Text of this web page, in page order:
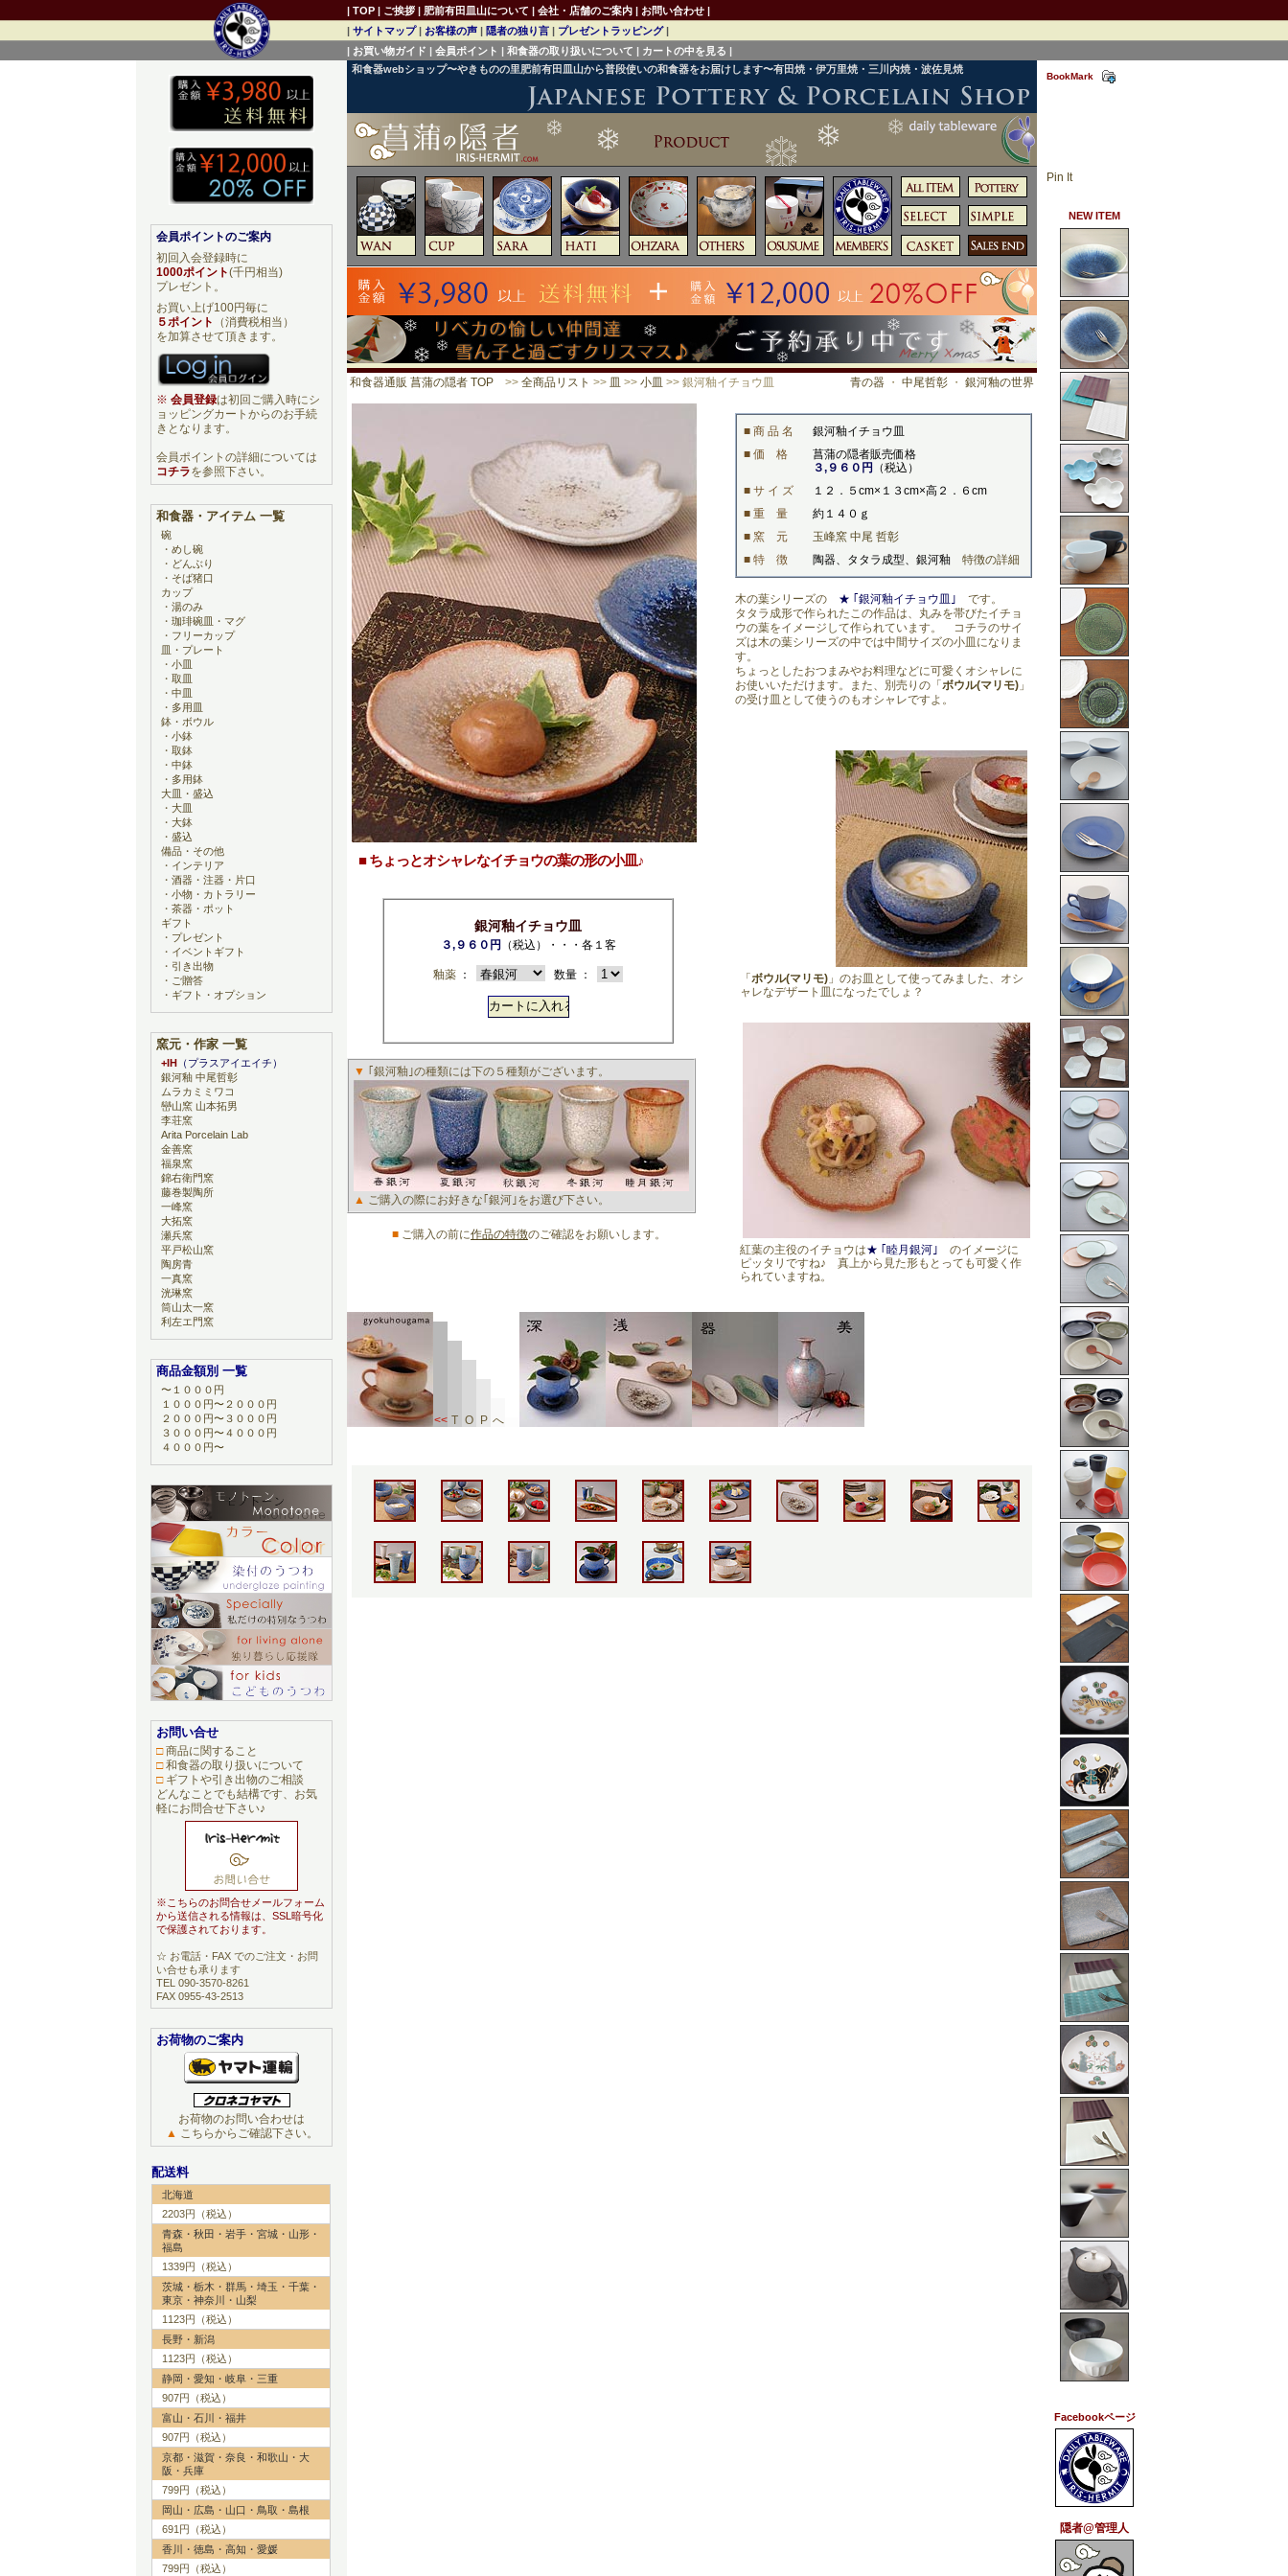
和食器webショップ〜やきものの里肥前有田皿山から普段使いの和食器をお届けします〜有田焼・伊万里焼・三川内焼・波佐見焼
和食器通販 菖蒲の隠者 TOP >> 全商品リスト >> 皿 >> 小皿 >> 銀河釉イチョウ皿 青の器 ・ 中尾哲彰 ・ 銀河釉の世界
■ 商 品 名
銀河釉イチョウ皿
■ 価 格
菖蒲の隠者販売価格
３,９６０円
（税込）
■ サ イ ズ
１２．５cm×１３cm×高２．６cm
■ 重 量
約１４０ｇ
■ 窯 元
玉峰窯 中尾 哲彰
■ 特 徴
陶器、タタラ成型、銀河釉 特徴の詳細
木の葉シリーズの ★ ｢銀河釉イチョウ皿｣ です。
タタラ成形で作られたこの作品は、丸みを帯びたイチョ
ウの葉をイメージして作られています。 コチラのサイ
ズは木の葉シリーズの中では中間サイズの小皿になりま
す。
ちょっとしたおつまみやお料理などに可愛くオシャレに
お使いいただけます。また、別売りの 「 ボウル(マリモ) 」
の受け皿として使うのもオシャレですよ。
「 ボウル(マリモ) 」 のお皿として使ってみました、オシ
ャレなデザート皿になったでしょ？
紅葉の主役のイチョウは★ ｢睦月銀河｣ のイメージに
ピッタリですね♪ 真上から見た形もとっても可愛く作
られていますね。
■ ちょっとオシャレなイチョウの葉の形の小皿♪
銀河釉イチョウ皿
３,９６０円 （税込）・・・各１客
釉薬 ： 数量 ：
▼ ｢銀河釉｣の種類には下の５種類がございます。
▲ ご購入の際にお好きな｢銀河｣をお選び下さい。
■ ご購入の前に作品の特徴のご確認をお願いします。
<< T O P へ
BookMark
Pin It
NEW ITEM
Facebookページ
隠者@管理人
会員ポイントのご案内
初回入会登録時に
1000ポイント(千円相当)
プレゼント。
お買い上げ100円毎に
５ポイント
（消費税相当）
を加算させて頂きます。
※ 会員登録は初回ご購入時にシ
ョッピングカートからのお手続
きとなります。
会員ポイントの詳細については
コチラを参照下さい。
和食器・アイテム 一覧
碗
・ めし碗
・ どんぶり
・ そば猪口
カップ
・ 湯のみ
・ 珈琲碗皿・マグ
・ フリーカップ
皿・プレート
・ 小皿
・ 取皿
・ 中皿
・ 多用皿
鉢・ボウル
・ 小鉢
・ 取鉢
・ 中鉢
・ 多用鉢
大皿・盛込
・ 大皿
・ 大鉢
・ 盛込
備品・その他
・ インテリア
・ 酒器・注器・片口
・ 小物・カトラリー
・ 茶器・ポット
ギフト
・ プレゼント
・ イベントギフト
・ 引き出物
・ ご贈答
・ ギフト・オプション
窯元・作家 一覧
+IH （プラスアイエイチ）
銀河釉 中尾哲彰
ムラカミミワコ
巒山窯 山本拓男
李荘窯
Arita Porcelain Lab
金善窯
福泉窯
錦右衛門窯
藤巻製陶所
一峰窯
大拓窯
瀬兵窯
平戸松山窯
陶房青
一真窯
洸琳窯
筒山太一窯
利左エ門窯
商品金額別 一覧
〜１０００円
１０００円〜２０００円
２０００円〜３０００円
３０００円〜４０００円
４０００円〜
お問い合せ
□商品に関すること
□和食器の取り扱いについて
□ギフトや引き出物のご相談
どんなことでも結構です、お気
軽にお問合せ下さい♪
※こちらのお問合せメールフォーム
から送信される情報は、SSL暗号化
で保護されております。
☆ お電話・FAX でのご注文・お問
い合せも承ります
TEL 090-3570-8261
FAX 0955-43-2513
お荷物のご案内
お荷物のお問い合わせは
▲ こちらからご確認下さい。
配送料
北海道
2203円（税込）
青森・秋田・岩手・宮城・山形・
福島
1339円（税込）
茨城・栃木・群馬・埼玉・千葉・
東京・神奈川・山梨
1123円（税込）
長野・新潟
1123円（税込）
静岡・愛知・岐阜・三重
907円（税込）
富山・石川・福井
907円（税込）
京都・滋賀・奈良・和歌山・大
阪・兵庫
799円（税込）
岡山・広島・山口・鳥取・島根
691円（税込）
香川・徳島・高知・愛媛
799円（税込）
| TOP | ご挨拶 | 肥前有田皿山について | 会社・店舗のご案内 | お問い合わせ |
| サイトマップ| お客様の声 | 隠者の独り言 | プレゼントラッピング|
| お買い物ガイド | 会員ポイント | 和食器の取り扱いについて | カートの中を見る |